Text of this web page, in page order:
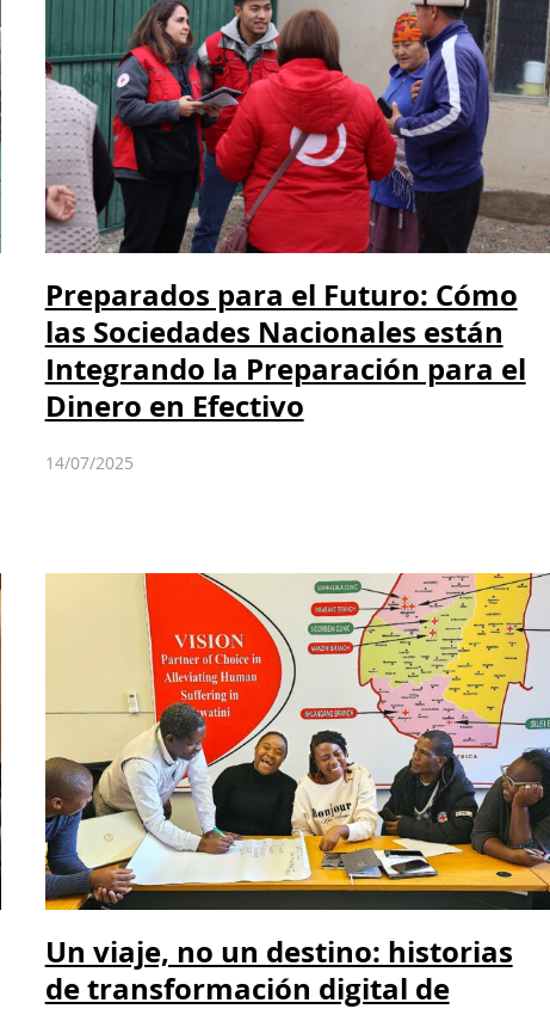
Preparados para el Futuro: Cómo
las Sociedades Nacionales están
Integrando la Preparación para el
Dinero en Efectivo
14/07/2025
Un viaje, no un destino: historias
de transformación digital de